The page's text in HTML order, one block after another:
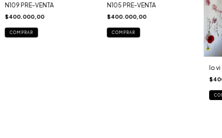
N109 PRE-VENTA
$400.000,00
COMPRAR
N105 PRE-VENTA
$400.000,00
COMPRAR
lo vi